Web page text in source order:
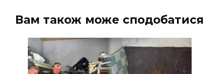
Вам також може сподобатися